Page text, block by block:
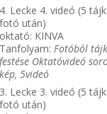
4. Lecke 4. videó (5
fotó után)
oktató: KINVA
Tanfolyam:Fotóból
festése Oktatóvideó
kép, 5videó
3. Lecke 3. videó (5
fotó után)